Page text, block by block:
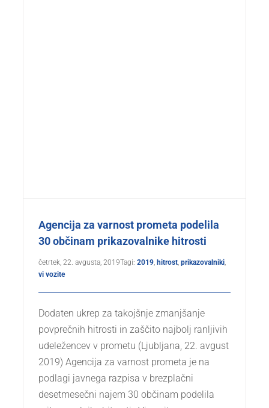
Agencija za varnost prometa podelila
30 občinam prikazovalnike hitrosti
četrtek, 22. avgusta, 2019Tagi: 2019, hitrost, prikazovalniki,
vi vozite
Dodaten ukrep za takojšnje zmanjšanje
povprečnih hitrosti in zaščito najbolj ranljivih
udeležencev v prometu (Ljubljana, 22. avgust
2019) Agencija za varnost prometa je na
podlagi javnega razpisa v brezplačni
desetmesečni najem 30 občinam podelila